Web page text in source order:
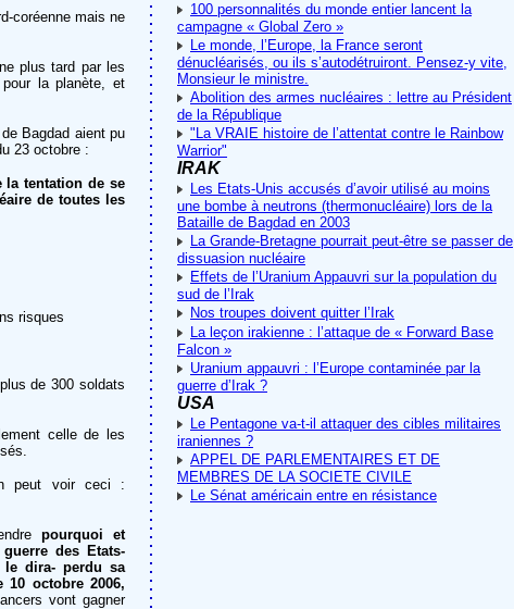
coréenne mais ne
plus tard par les
la planète, et
Bagdad aient pu
23 octobre :
la tentation de se
de toutes les
risques
de 300 soldats
celle de les
peut voir ceci :
pourquoi et
des Etats-
le dira- perdu sa
10 octobre 2006,
vont gagner
100 personnalités du monde entier lancent la
campagne « Global Zero »
Le monde, l’Europe, la France seront
dénucléarisés, ou ils s’autodétruiront. Pensez-y vite,
Monsieur le ministre.
Abolition des armes nucléaires : lettre au Président
de la République
"La VRAIE histoire de l’attentat contre le Rainbow
Warrior"
IRAK
Les Etats-Unis accusés d’avoir utilisé au moins
une bombe à neutrons (thermonucléaire) lors de la
Bataille de Bagdad en 2003
La Grande-Bretagne pourrait peut-être se passer de
dissuasion nucléaire
Effets de l’Uranium Appauvri sur la population du
sud de l’Irak
Nos troupes doivent quitter l’Irak
La leçon irakienne : l’attaque de « Forward Base
Falcon »
Uranium appauvri : l’Europe contaminée par la
guerre d’Irak ?
USA
Le Pentagone va-t-il attaquer des cibles militaires
iraniennes ?
APPEL DE PARLEMENTAIRES ET DE
MEMBRES DE LA SOCIETE CIVILE
Le Sénat américain entre en résistance